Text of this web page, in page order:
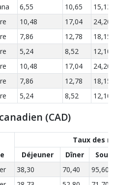
6,55 10,65
15,13
10,48 17,04
24,20
7,86 12,78
18,15
5,24 8,52
12,10
10,48 17,04
24,20
7,86 12,78
18,15
5,24 8,52 12,10
(CAD)
Taux des
Déjeuner
Dîner
38,30 70,40
95,60